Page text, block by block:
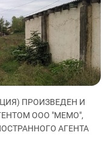
ПАЛЕСТИНУ
В ЧЕЧНЕ
АКТИВИСТОВ
И ПРОТЕСТЫ
ПРОИЗВЕДЕН И
ООО "МЕМО",
АГЕНТА